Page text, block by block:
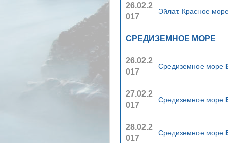
26.02.2
017
Эйлат. Красное
СРЕДИЗЕМНОЕ МОРЕ
26.02.2
017
Средиземное море
27.02.2
017
Средиземное море
28.02.2
017
Средиземное море